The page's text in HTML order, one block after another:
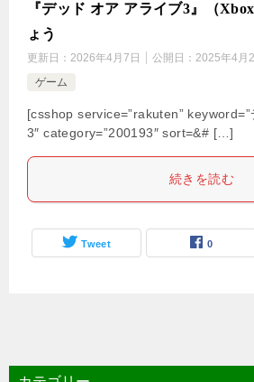
『デッド オア アライブ3』（
ょう
更新日： 2026年4月7日 公開日： 2025年4月
ゲーム
[csshop service=”rakuten”
3″ category=”200193″ sort=&# […]
続きを読む
Tweet 0